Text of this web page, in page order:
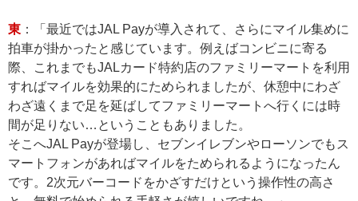
東 ：「最近ではJAL Payが導入されて、さらにマイル集めに
拍車が掛かったと感じています。例えばコンビニに寄る
際、これまでもJALカード特約店のファミリーマートを利用
すればマイルを効果的にためられましたが、休憩中にわざ
わざ遠くまで足を延ばしてファミリーマートへ行くには時
間が足りない…ということもありました。
そこへJAL Payが登場し、セブンイレブンやローソンでもス
マートフォンがあればマイルをためられるようになったん
です。2次元バーコードをかざすだけという操作性の高さ